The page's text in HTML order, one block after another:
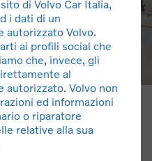
officina autorizzata Volvo
rappresenta un punto di
di Volvo Car Italia,
i dati di un
autorizzato Volvo.
ai profili social che
che, invece, gli
al
autorizzato. Volvo non
ed informazioni
o riparatore
relative alla sua